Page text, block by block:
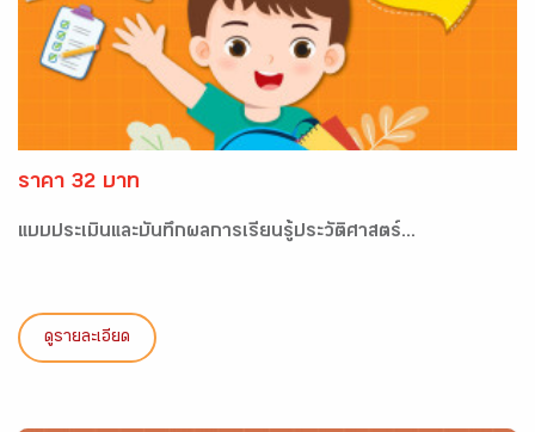
ราคา 32 บาท
แบบประเมินและบันทึกผลการเรียนรู้ประวัติศาสตร์...
ดูรายละเอียด